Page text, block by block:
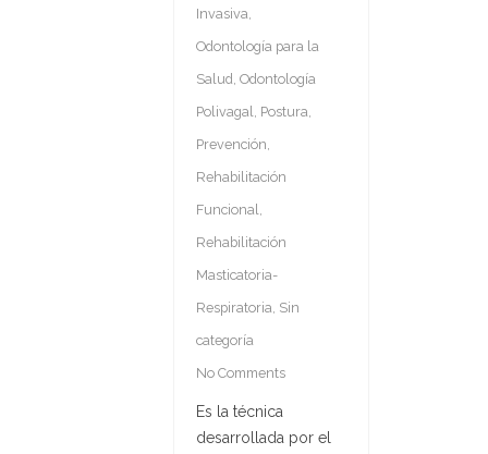
Invasiva,
Odontología para la
Salud, Odontología
Polivagal, Postura,
Prevención,
Rehabilitación
Funcional,
Rehabilitación
Masticatoria-
Respiratoria, Sin
categoría
No Comments
Es la técnica
desarrollada por el